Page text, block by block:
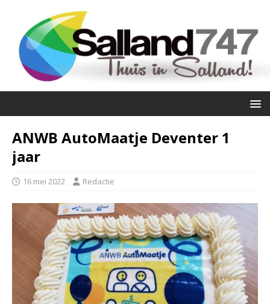
ANWB AutoMaatje Deventer 1
jaar
16 mei 2022 Redactie